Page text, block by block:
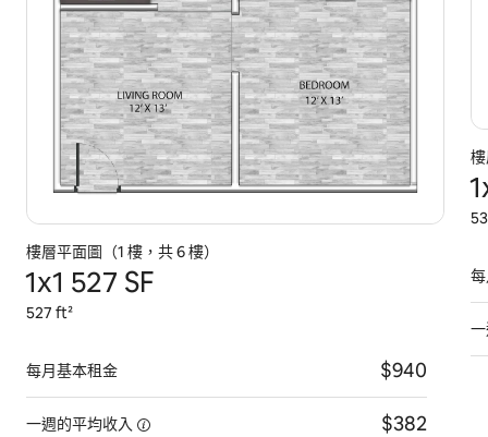
樓層平面圖（1 樓，共 6 樓）
1x1 527 SF
527 ft²
每月基本租金 $940
一週的平均收入 $382